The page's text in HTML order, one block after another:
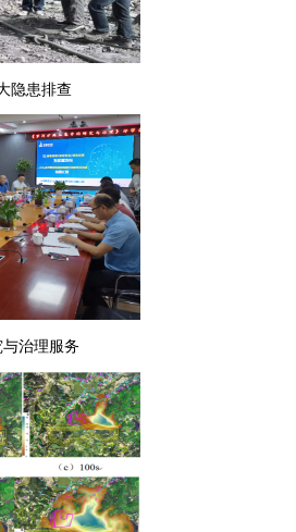
隐患排查
治理服务